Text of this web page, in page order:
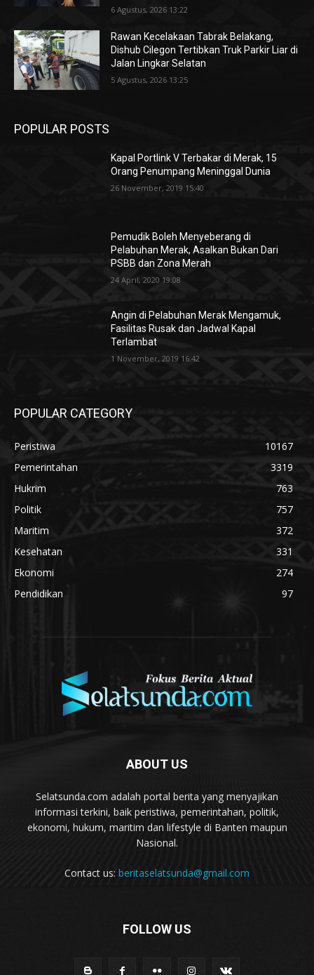
6 Agustus, 2026 13:22
Rawan Kecelakaan Tabrak Belakang,
Dishub Cilegon Tertibkan Truk Parkir Liar di
Jalan Lingkar Selatan
5 Agustus, 2026 13:25
POPULAR POSTS
Kapal Portlink V Terbakar di Merak, 15
Orang Penumpang Meninggal Dunia
26 November, 2019 15:40
Pemudik Boleh Menyeberang di
Pelabuhan Merak, Asalkan Bukan Dari
PSBB dan Zona Merah
24 April, 2020 19:08
Angin di Pelabuhan Merak Mengamuk,
Fasilitas Rusak dan Jadwal Kapal
Terlambat
1 November, 2019 16:42
POPULAR CATEGORY
Peristiwa
10167
Pemerintahan
3319
Hukrim
763
Politik
757
Maritim
372
Kesehatan
331
Ekonomi
274
Pendidikan
97
ABOUT US
Selatsunda.com adalah portal berita yang menyajikan
informasi terkini, baik peristiwa, pemerintahan, politik,
ekonomi, hukum, maritim dan lifestyle di Banten maupun
Nasional.
Contact us: beritaselatsunda@gmail.com
FOLLOW US